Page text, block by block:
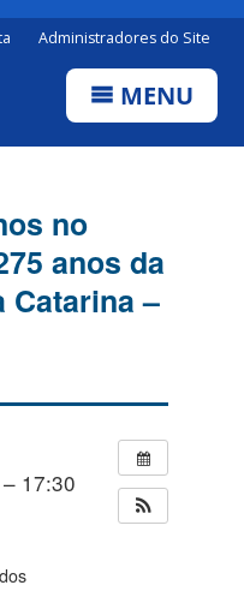
Administradores do Site
MENU
no
anos da
Catarina –
17:30